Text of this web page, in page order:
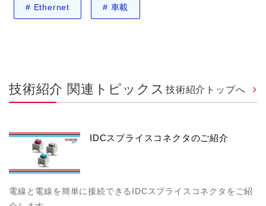
# Ethernet # 車載
技術紹介 関連トピックス 技術紹介トップへ
IDCスプライスコネクタのご紹介
電線と電線を簡単に接続できるIDCスプライスコネクタをご紹